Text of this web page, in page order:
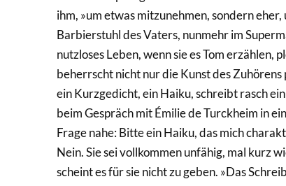
ihm, »um etwas mitzunehmen, sondern
Barbierstuhl des Vaters, nunmehr im
nutzloses Leben, wenn sie es Tom erzählen,
beherrscht nicht nur die Kunst des
ein Kurzgedicht, ein Haiku, schreibt rasch
beim Gespräch mit Émilie de Turckheim in
Frage nahe: Bitte ein Haiku, das mich
Nein. Sie sei vollkommen unfähig, mal kurz
scheint es für sie nicht zu geben. »Das